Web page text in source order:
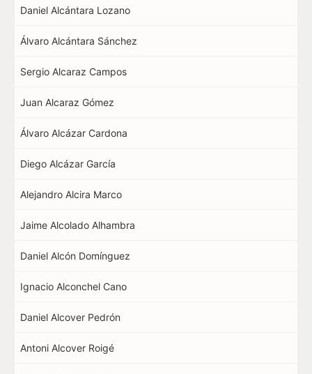
Daniel Alcántara Lozano
Álvaro Alcántara Sánchez
Sergio Alcaraz Campos
Juan Alcaraz Gómez
Álvaro Alcázar Cardona
Diego Alcázar García
Alejandro Alcira Marco
Jaime Alcolado Alhambra
Daniel Alcón Domínguez
Ignacio Alconchel Cano
Daniel Alcover Pedrón
Antoni Alcover Roigé